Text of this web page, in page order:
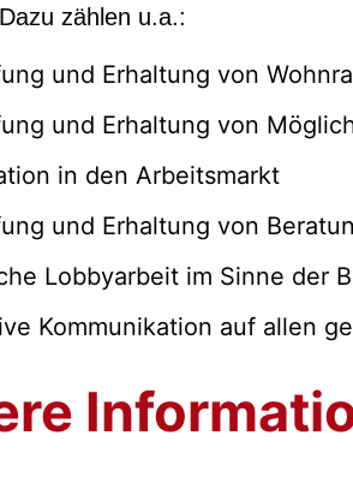
zählen u.a.:
und Erhaltung von
und Erhaltung von
in den Arbeitsmarkt
und Erhaltung von
Lobbyarbeit im Sinne der
Kommunikation auf allen